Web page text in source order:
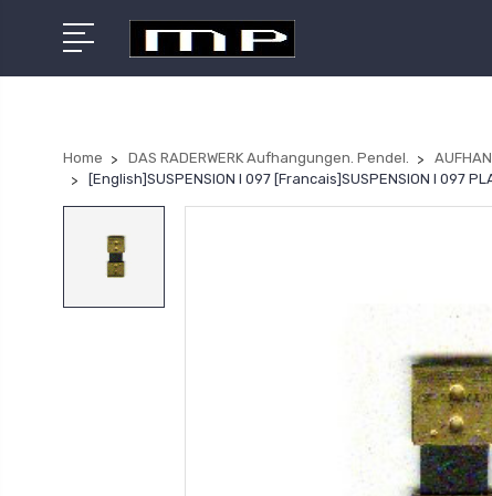
Home DAS RADERWERK Aufhangungen. Pendel.
[English]SUSPENSION I 097 [Francais]SUSPENSION I 097